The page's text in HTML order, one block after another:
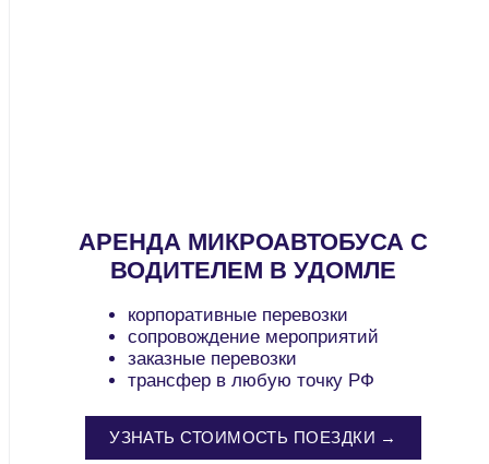
АРЕНДА МИКРОАВТОБУСА С
ВОДИТЕЛЕМ В УДОМЛЕ
корпоративные перевозки
сопровождение мероприятий
заказные перевозки
трансфер в любую точку РФ
УЗНАТЬ СТОИМОСТЬ ПОЕЗДКИ →